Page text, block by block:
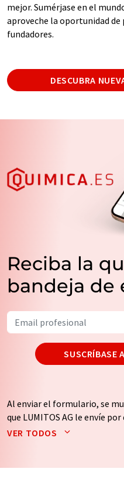
mejor. Sumérjase en el
aproveche la oportunidad
fundadores.
DESCUBRA
Reciba la
bandeja de
SUSCRÍBASE
Al enviar el formulario, se
que LUMITOS AG le envíe
boletín o boletines
de nuestrapolítica de
VER TODOS